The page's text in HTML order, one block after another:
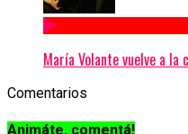
María Volante vuelve a la
Comentarios
Animáte, comentá!